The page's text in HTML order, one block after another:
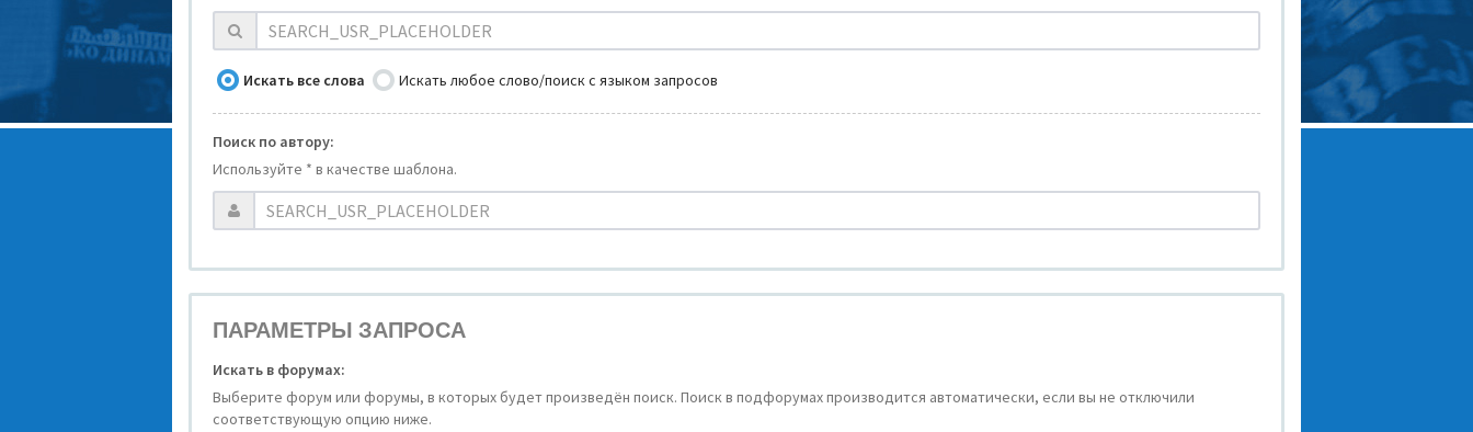
Искать все слова Искать любое слово/поиск с языком запросов
Поиск по автору:
Используйте * в качестве шаблона.
ПАРАМЕТРЫ ЗАПРОСА
Искать в форумах:
Выберите форум или форумы, в которых будет произведён поиск. Поиск в подфорумах производится автоматически, если вы не отключили
соответствующую опцию ниже.